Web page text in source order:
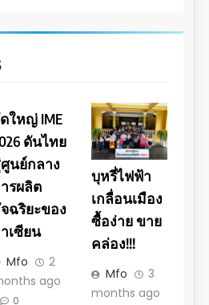
ใหญ่ IME
ดันไทย
นย์กลาง
รผลิต
ฉริยะของ
เซียน
Mfo
2
ago
0
บุหรี่ไฟฟ้า
เกลื่อนเมือง
ซื้อง่าย ขาย
คล่อง!!!
Mfo
3
months ago